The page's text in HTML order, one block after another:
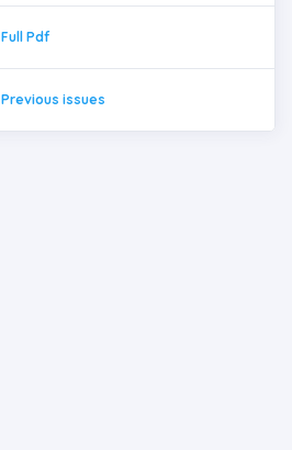
Full Pdf
Previous issues